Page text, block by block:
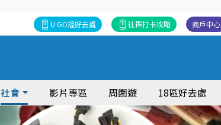
商戶中心
社群打卡攻略
U GO搵好去處
社會 影片專區 周圍遊 18區好去處